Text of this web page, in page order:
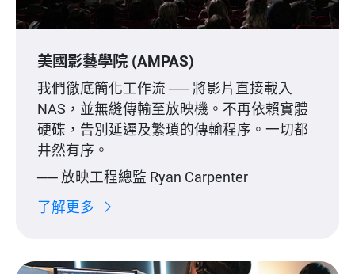
美國影藝學院 (AMPAS)
我們徹底簡化工作流 ── 將影片直接載入
NAS，並無縫傳輸至放映機。不再依賴實體
硬碟，告別延遲及繁瑣的傳輸程序。一切都
井然有序。
── 放映工程總監 Ryan Carpenter
了解更多